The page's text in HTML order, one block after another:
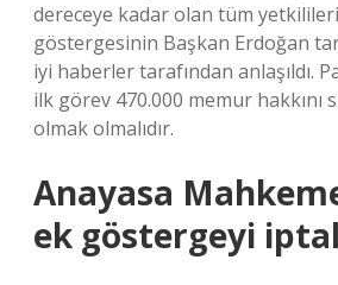
dereceye kadar olan tüm
göstergesinin Başkan Erdoğan
iyi haberler tarafından anlaşıldı.
ilk görev 470.000 memur hakkını
olmak olmalıdır.
Anayasa
ek göstergeyi